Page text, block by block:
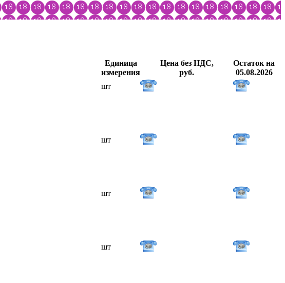
Единица
измерения
Цена без НДС,
руб.
Остаток на
05.08.2026
шт
шт
шт
шт